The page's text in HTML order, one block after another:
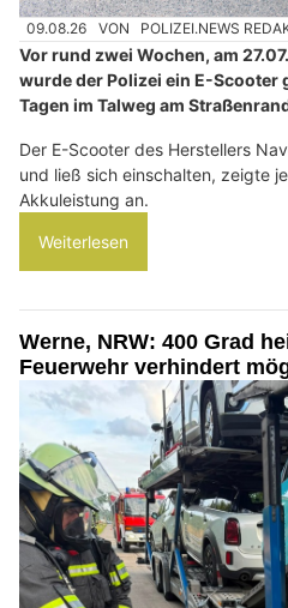
09.08.26 VON POLIZEI.NEWS
Vor rund zwei Wochen, am
wurde der Polizei ein E-Scooter
Tagen im Talweg am
Der E-Scooter des Herstellers
und ließ sich einschalten, zeigte
Akkuleistung an.
Weiterlesen
Werne, NRW: 400 Grad
Feuerwehr verhindert